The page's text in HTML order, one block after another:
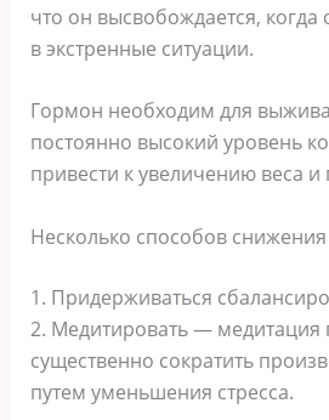
что он высвобождается, когда
в экстренные ситуации.
Гормон необходим для
постоянно высокий уровень
привести к увеличению веса
Несколько способов
1. Придерживаться
2. Медитировать — медитация
существенно сократить
путем уменьшения стресса.